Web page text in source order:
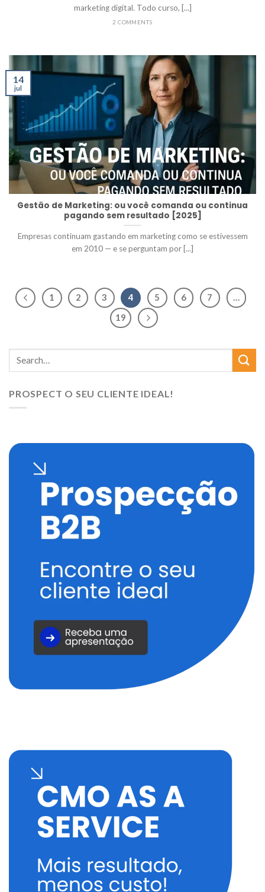
marketing digital. Todo curso, [...]
2 COMMENTS
Gestão de Marketing: ou você comanda ou continua
pagando sem resultado [2025]
Empresas continuam gastando em marketing como se estivessem
em 2010 — e se perguntam por [...]
14
jul
1 2 3 4 5 6 7
…
19
PROSPECT O SEU CLIENTE IDEAL!